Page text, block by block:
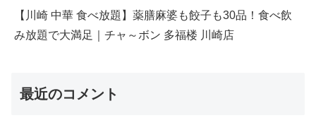
【川崎 中華 食べ放題】薬膳麻婆も餃子も30品！食べ飲
み放題で大満足｜チャ～ボン 多福楼 川崎店
最近のコメント